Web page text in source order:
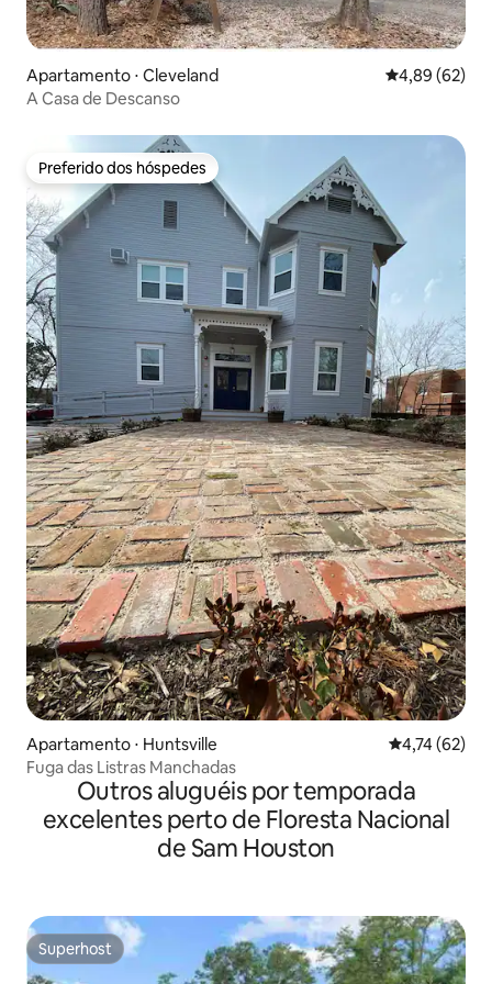
Apartamento ⋅ Cleveland 4,89 de uma
4,89 (62)
A Casa de Descanso
Preferido dos hóspedes
Preferido dos hóspedes
Apartamento ⋅ Huntsville 4,74 de uma
4,74 (62)
Fuga das Listras Manchadas
Outros aluguéis por temporada
excelentes perto de Floresta Nacional
de Sam Houston
Superhost
Superhost